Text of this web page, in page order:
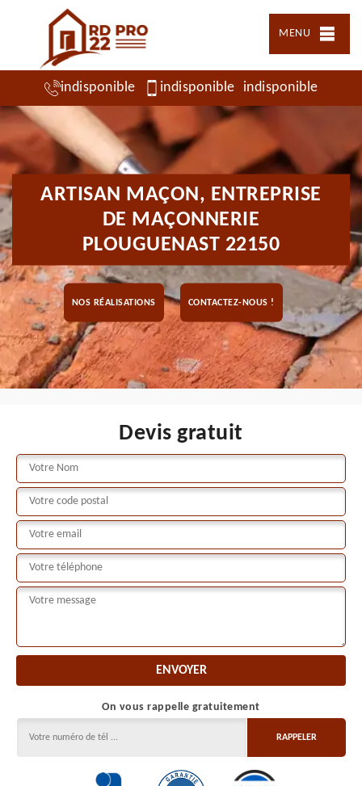
MENU
indisponible indisponible indisponible
ARTISAN MAÇON, ENTREPRISE
DE MAÇONNERIE
PLOUGUENAST 22150
NOS RÉALISATIONS CONTACTEZ-NOUS !
Devis gratuit
On vous rappelle gratuitement